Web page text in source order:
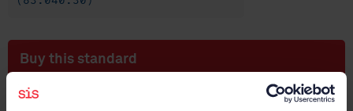
Buy this standard
STANDARD